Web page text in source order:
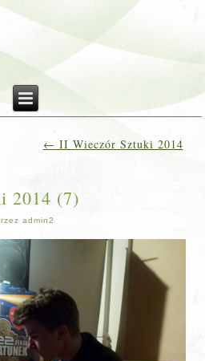
← II Wieczór Sztuki 2014
2014 (7)
admin2